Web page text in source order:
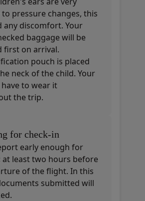
to pressure changes, this
any discomfort. Your
baggage will be
first on arrival.
pouch is placed
neck of the child. Your
to wear it
the trip.
for check-in
early enough for
at least two hours before
of the flight. In this
submitted will